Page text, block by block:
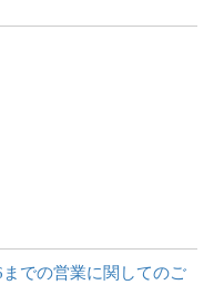
での営業に関してのご